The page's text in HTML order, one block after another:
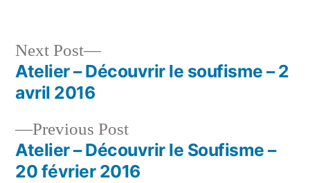
Post
navigation
Previous PostPrevious
post:
Atelier – Découvrir le Soufisme –
20 février 2016
Next Post
Next
post:
Atelier – Découvrir le soufisme – 2
avril 2016